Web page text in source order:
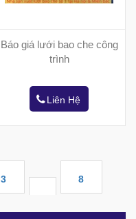
Báo giá lưới bao che công
trình
Liên Hệ
3
8